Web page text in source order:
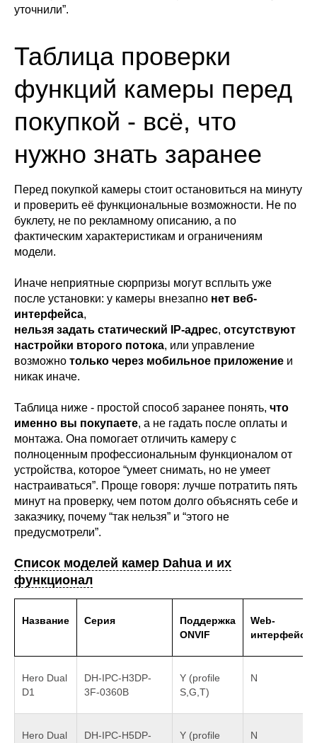
уточнили”.
Таблица проверки
функций камеры перед
покупкой - всё, что
нужно знать заранее
Перед покупкой камеры стоит остановиться на минуту
и проверить её функциональные возможности. Не по
буклету, не по рекламному описанию, а по
фактическим характеристикам и ограничениям
модели.
Иначе неприятные сюрпризы могут всплыть уже
после установки: у камеры внезапно нет веб-
интерфейса,
нельзя задать статический IP-адрес, отсутствуют
настройки второго потока, или управление
возможно только через мобильное приложение и
никак иначе.
Таблица ниже - простой способ заранее понять, что
именно вы покупаете, а не гадать после оплаты и
монтажа. Она помогает отличить камеру с
полноценным профессиональным функционалом от
устройства, которое “умеет снимать, но не умеет
настраиваться”. Проще говоря: лучше потратить пять
минут на проверку, чем потом долго объяснять себе и
заказчику, почему “так нельзя” и “этого не
предусмотрели”.
Список моделей камер Dahua и их
функционал
Название Серия
Поддержка
ONVIF
Web-
интерфейс
Hero Dual
D1
DH-IPC-H3DP-
3F-0360B
Y (profile
S,G,T)
N
Hero Dual
DH-IPC-H5DP-
Y (profile
N